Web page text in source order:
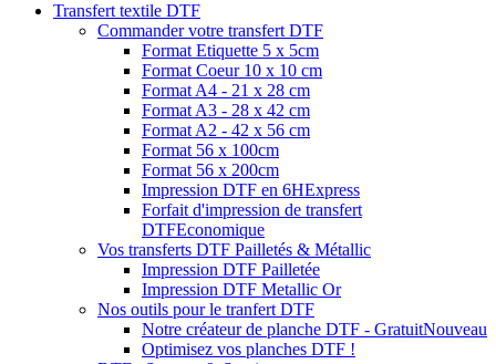
Transfert textile DTF
Commander votre transfert DTF
Format Etiquette 5 x 5cm
Format Coeur 10 x 10 cm
Format A4 - 21 x 28 cm
Format A3 - 28 x 42 cm
Format A2 - 42 x 56 cm
Format 56 x 100cm
Format 56 x 200cm
Impression DTF en 6HExpress
Forfait d'impression de transfert
DTFEconomique
Vos transferts DTF Pailletés & Métallic
Impression DTF Pailletée
Impression DTF Metallic Or
Nos outils pour le tranfert DTF
Notre créateur de planche DTF - GratuitNouveau
Optimisez vos planches DTF !